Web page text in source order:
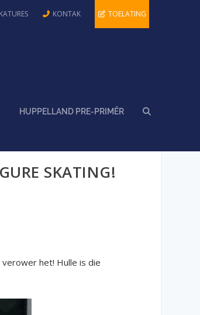
KONTAK TOELATING
HUPPELLAND PRE-PRIMÊR
SKATING!
het! Hulle is die